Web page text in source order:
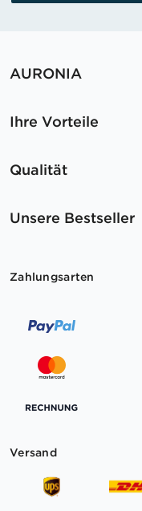
AURONIA
Ihre Vorteile
Qualität
Unsere Bestseller
Zahlungsarten
Versand